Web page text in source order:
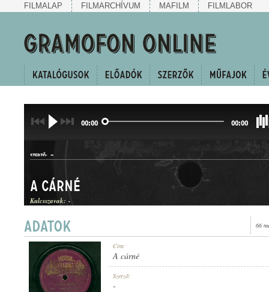
FILMALAP FILMARCHÍVUM MAFILM FILMLABOR
00:00 00:00
SZERZŐ: -
KERINGŐ
A cárné
Kulcsszavak: -
66
Cím:
A cárné
Szerző:
-